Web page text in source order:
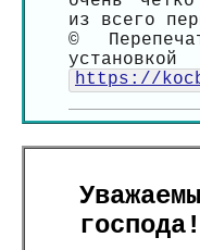
из всего
©
https://
господа!